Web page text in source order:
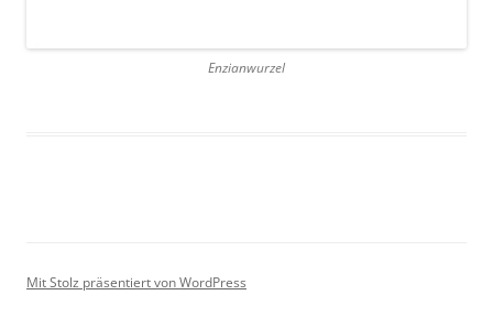
Enzianwurzel
Mit Stolz präsentiert von WordPress